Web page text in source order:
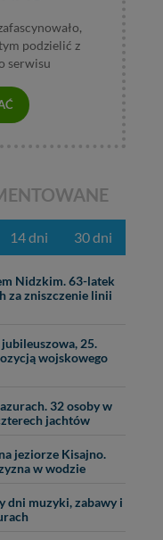
podzielić z
serwisu
14 dni 30 dni
Nidzkim. 63-latek
za zniszczenie linii
25.
wojskowego
32 osoby w
jachtów
jeziorze Kisajno.
w wodzie
dni muzyki, zabawy i